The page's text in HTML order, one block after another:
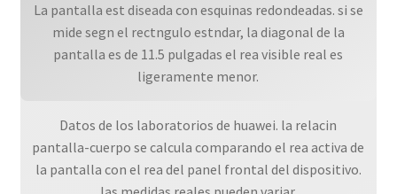
La pantalla est diseada con esquinas redondeadas. si se
mide segn el rectngulo estndar, la diagonal de la
pantalla es de 11.5 pulgadas el rea visible real es
ligeramente menor.
Datos de los laboratorios de huawei. la relacin
pantalla-cuerpo se calcula comparando el rea activa de
la pantalla con el rea del panel frontal del dispositivo.